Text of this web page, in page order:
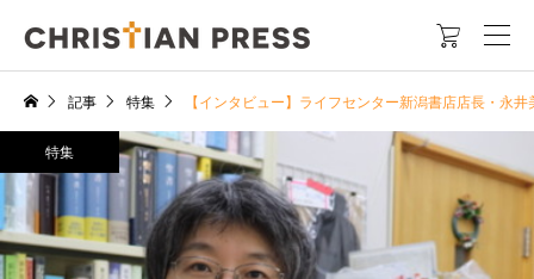

記事 特集 【インタビュー】ライフセンター新潟書店店長・永
特集